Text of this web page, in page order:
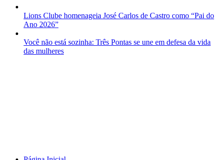
Lions Clube homenageia José Carlos de Castro como “Pai do
Ano 2026”
Você não está sozinha: Três Pontas se une em defesa da vida
das mulheres